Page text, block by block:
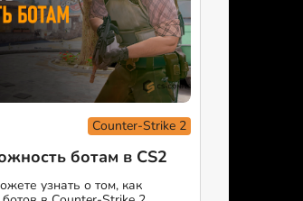
Counter-Strike 2
ботам в CS2
узнать о том, как